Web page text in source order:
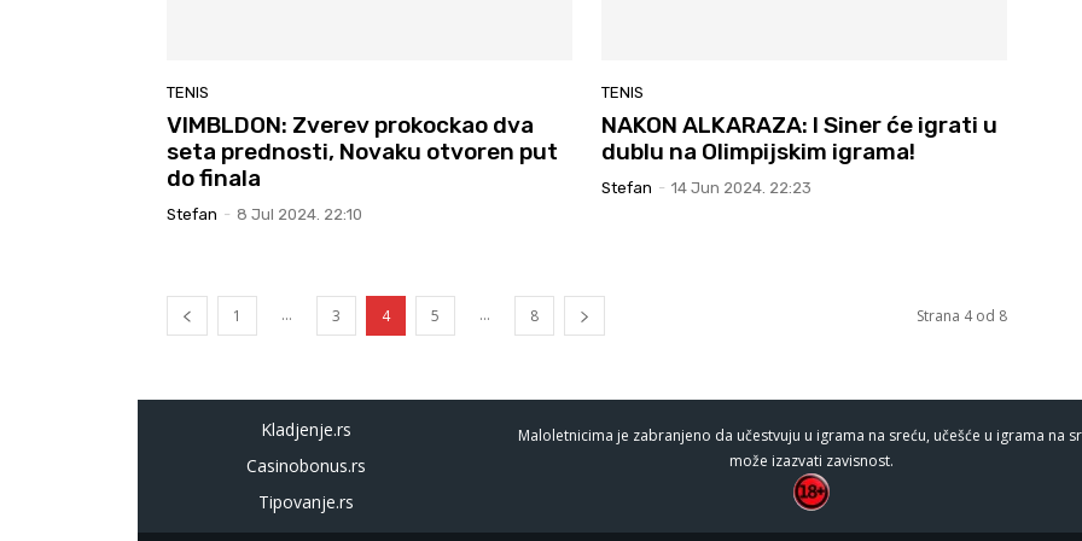
TENIS
VIMBLDON: Zverev prokockao dva
seta prednosti, Novaku otvoren put
do finala
Stefan - 8 Jul 2024. 22:10
TENIS
NAKON ALKARAZA: I Siner će igrati u
dublu na Olimpijskim igrama!
Stefan - 14 Jun 2024. 22:23
1 ... 3 4 5 ... 8 Strana 4 od 8
Kladjenje.rs
Casinobonus.rs
Tipovanje.rs
Maloletnicima je zabranjeno da učestvuju u igrama na sreću, učešće u igrama na
može izazvati zavisnost.